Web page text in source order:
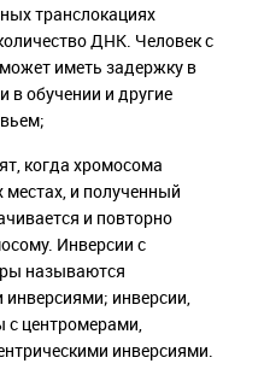
транслокациях
ДНК. Человек с
иметь задержку в
в обучении и другие
когда хромосома
местах, и полученный
и повторно
Инверсии с
называются
инверсии,
с центромерами,
инверсиями.